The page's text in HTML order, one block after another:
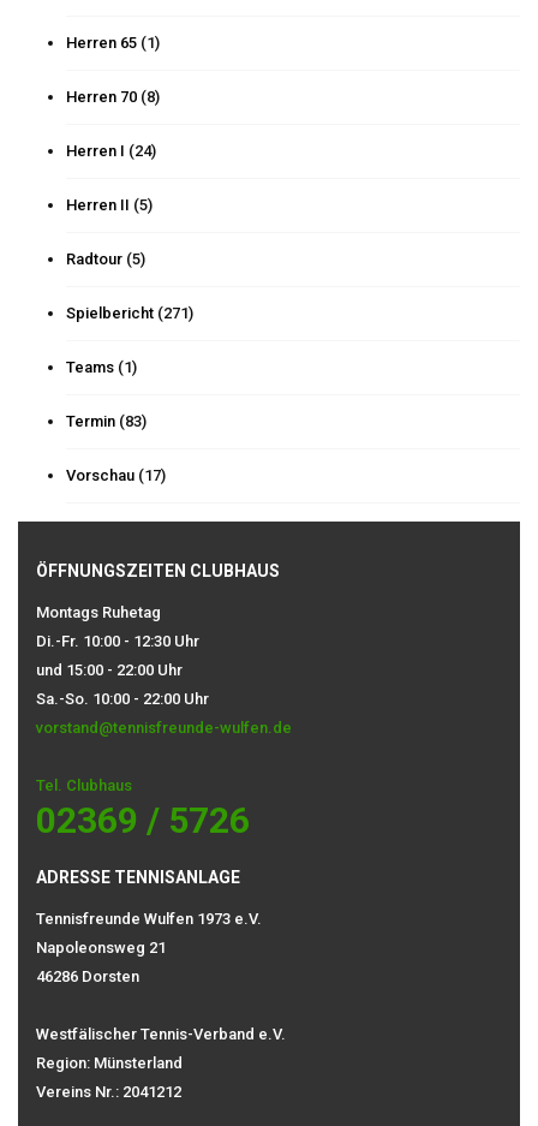
Herren 65 (1)
Herren 70 (8)
Herren I (24)
Herren II (5)
Radtour (5)
Spielbericht (271)
Teams (1)
Termin (83)
Vorschau (17)
ÖFFNUNGSZEITEN CLUBHAUS
Montags Ruhetag
Di.-Fr. 10:00 - 12:30 Uhr
und 15:00 - 22:00 Uhr
Sa.-So. 10:00 - 22:00 Uhr
vorstand@tennisfreunde-wulfen.de
Tel. Clubhaus
02369 / 5726
ADRESSE TENNISANLAGE
Tennisfreunde Wulfen 1973 e.V.
Napoleonsweg 21
46286 Dorsten
Westfälischer Tennis-Verband e.V.
Region: Münsterland
Vereins Nr.: 2041212